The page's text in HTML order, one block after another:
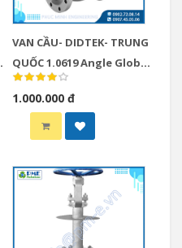
VAN CẦU- DIDTEK- TRUNG
QUỐC 1.0619 Angle Globe
Valve
1.000.000 đ